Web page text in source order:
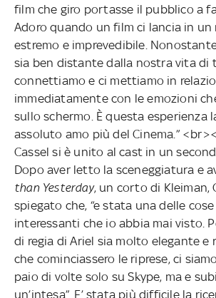
film che giro portasse il pubblico a
Adoro quando un film ci lancia in
estremo e imprevedibile.
sia ben distante dalla nostra vita di
connettiamo e ci mettiamo in
immediatamente con le emozioni
sullo schermo. È questa esperienza
assoluto amo più del Cinema.”
Cassel si è unito al cast in un
Dopo aver letto la sceneggiatura e
than Yesterday, un corto di Kleiman,
spiegato che, “e stata una delle
interessanti che io abbia mai visto.
di regia di Ariel sia molto elegante e
che cominciassero le riprese, ci
paio di volte solo su Skype, ma e
un’intesa”. E’ stata più difficile la